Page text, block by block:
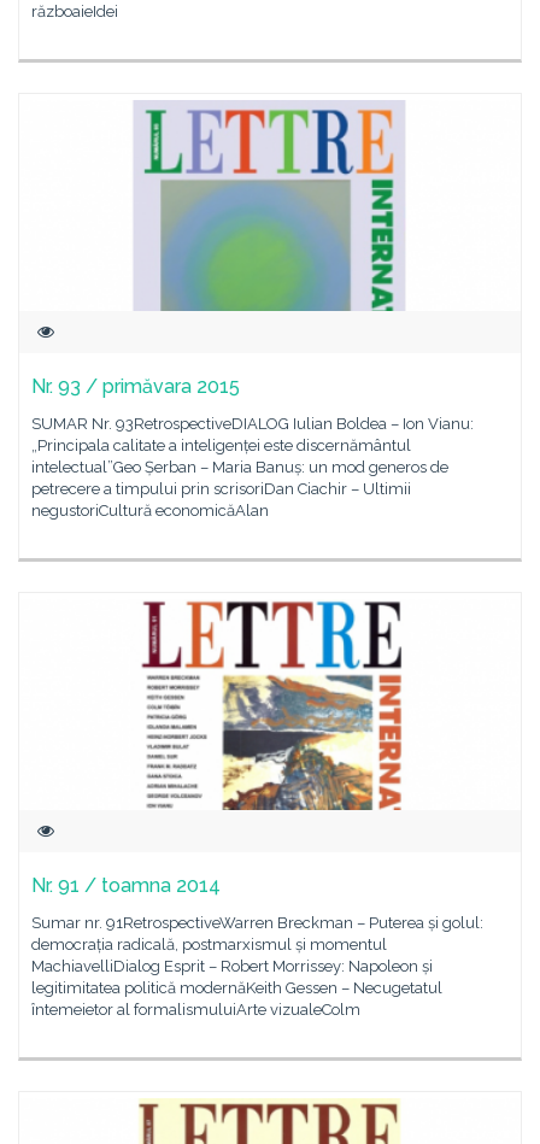
războaieIdei
Nr. 93 / primăvara 2015
SUMAR Nr. 93RetrospectiveDIALOG Iulian Boldea – Ion Vianu:
„Principala calitate a inteligenței este discernământul
intelectual”Geo Șerban – Maria Banuș: un mod generos de
petrecere a timpului prin scrisoriDan Ciachir – Ultimii
negustoriCultură economicăAlan
Nr. 91 / toamna 2014
Sumar nr. 91RetrospectiveWarren Breckman – Puterea și golul:
democrația radicală, postmarxismul și momentul
MachiavelliDialog Esprit – Robert Morrissey: Napoleon și
legitimitatea politică modernăKeith Gessen – Necugetatul
întemeietor al formalismuluiArte vizualeColm